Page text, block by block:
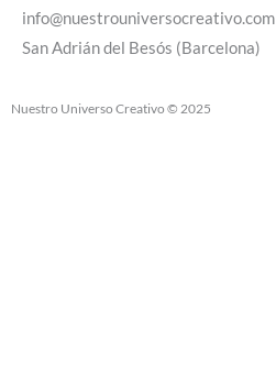
info@nuestrouniversocreativo.com
San Adrián del Besós (Barcelona)
Nuestro Universo Creativo © 2025